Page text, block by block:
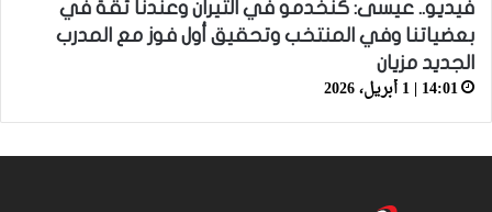
فيديو.. عيسى: كنخدمو في التيران وعندنا ثقة في
بعضياتنا وفي المنتخب وتحقيق أول فوز مع المدرب
الجديد مزيان
14:01 | 1 أبريل، 2026